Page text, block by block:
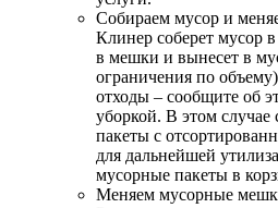
Собираем мусор и
Клинер соберет мусор
в мешки и вынесет в
ограничения по
отходы – сообщите об
уборкой. В этом случае
пакеты с
для дальнейшей
мусорные пакеты в
Меняем мусорные